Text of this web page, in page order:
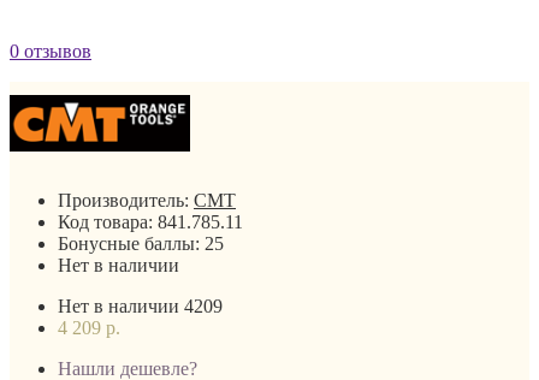
0 отзывов
Производитель: CMT
Код товара: 841.785.11
Бонусные баллы: 25
Нет в наличии
Нет в наличии 4209
4 209 р.
Нашли дешевле?